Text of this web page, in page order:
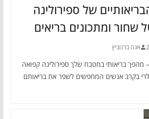
של ספירולינה
שחור ומתכונים בריאים
אנה ברנוביץ
מהפך בריאותי במטבח שלך ספירולינה קפואה
בקרב אנשים המחפשים לשפר את בריאותם